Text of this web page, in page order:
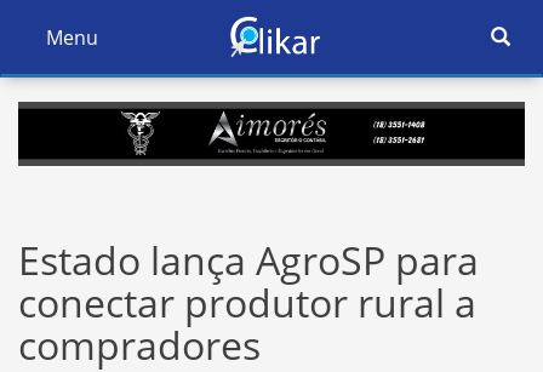
Ativar
Navegação
Menu
Ativar
Estado lança AgroSP para
conectar produtor rural a
compradores